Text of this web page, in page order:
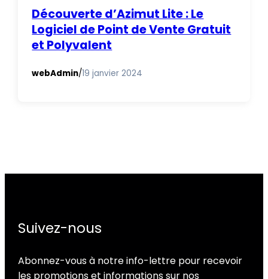
Découverte d’Azimut Lite : Le
Logiciel de Point de Vente Gratuit
et Polyvalent
webAdmin/19 janvier 2024
Suivez-nous
Abonnez-vous à notre info-lettre pour recevoir
les promotions et informations sur nos